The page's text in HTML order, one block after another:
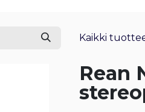
Kaikki
Rean